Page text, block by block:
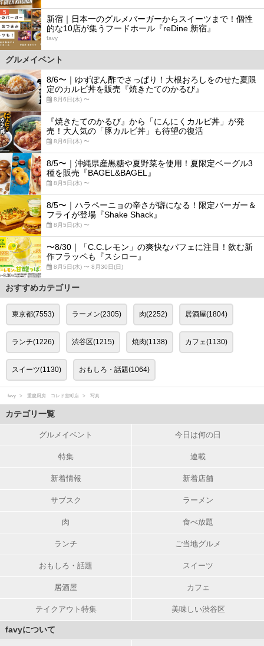
5
新宿｜日本一のグルメバーガーからスイーツまで！個性
的な10店が集うフードホール『reDine 新宿』
favy
グルメイベント
8/6〜｜ゆずぽん酢でさっぱり！大根おろしをのせた夏限
定のカルビ丼を販売『焼きたてのかるび』
8月6日(木) 〜
『焼きたてのかるび』から「にんにくカルビ丼」が発
売！大人気の「豚カルビ丼」も待望の復活
8月6日(木) 〜
8/5〜｜沖縄県産黒糖や夏野菜を使用！夏限定ベーグル3
種を販売『BAGEL&BAGEL』
8月5日(水) 〜
8/5〜｜ハラペーニョの辛さが癖になる！限定バーガー＆
フライが登場『Shake Shack』
8月5日(水) 〜
〜8/30｜「C.C.レモン」の爽快なパフェに注目！飲む新
作フラッペも『スシロー』
8月5日(水) 〜 8月30日(日)
おすすめカテゴリー
東京都(7553) ラーメン(2305) 肉(2252) 居酒屋(1804)
ランチ(1226) 渋谷区(1215) 焼肉(1138) カフェ(1130)
スイーツ(1130) おもしろ・話題(1064)
favy 重慶厨房 コレド室町店 写真
カテゴリ一覧
グルメイベント 今日は何の日
特集 連載
新着情報 新着店舗
サブスク ラーメン
肉 食べ放題
ランチ ご当地グルメ
おもしろ・話題 スイーツ
居酒屋 カフェ
テイクアウト特集 美味しい渋谷区
favyについて